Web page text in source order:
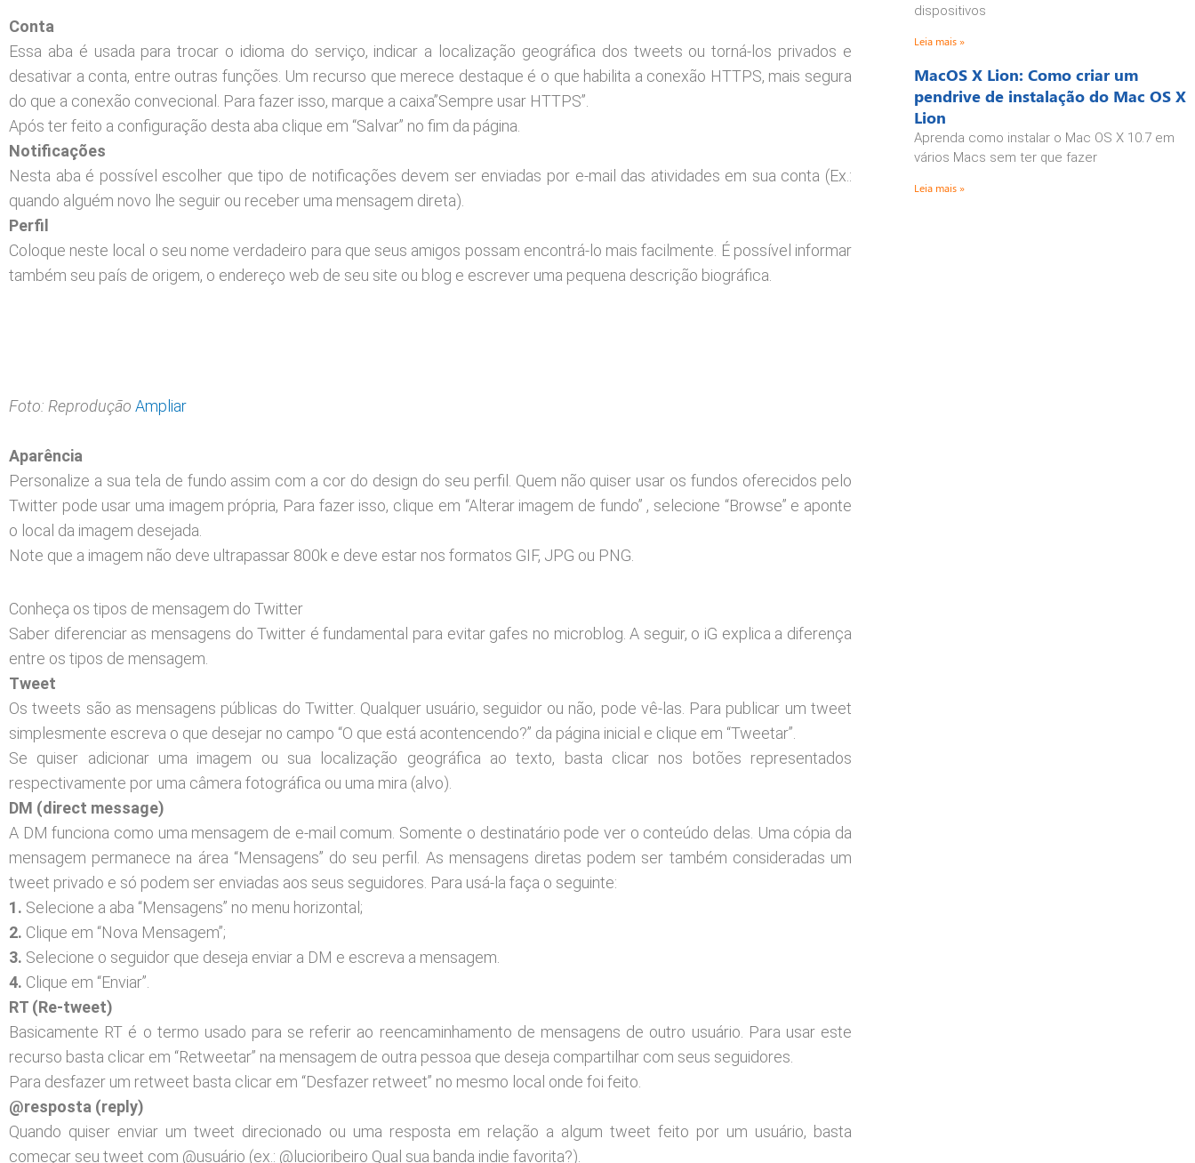
Conta
Essa aba é usada para trocar o idioma do serviço, indicar a localização geográfica dos tweets ou torná-los privados e
desativar a conta, entre outras funções. Um recurso que merece destaque é o que habilita a conexão HTTPS, mais segura
do que a conexão convecional. Para fazer isso, marque a caixa”Sempre usar HTTPS”.
Após ter feito a configuração desta aba clique em “Salvar” no fim da página.
Notificações
Nesta aba é possível escolher que tipo de notificações devem ser enviadas por e-mail das atividades em sua conta (Ex.:
quando alguém novo lhe seguir ou receber uma mensagem direta).
Perfil
Coloque neste local o seu nome verdadeiro para que seus amigos possam encontrá-lo mais facilmente. É possível informar
também seu país de origem, o endereço web de seu site ou blog e escrever uma pequena descrição biográfica.
Foto: Reprodução Ampliar
Aparência
Personalize a sua tela de fundo assim com a cor do design do seu perfil. Quem não quiser usar os fundos oferecidos pelo
Twitter pode usar uma imagem própria, Para fazer isso, clique em “Alterar imagem de fundo” , selecione “Browse” e aponte
o local da imagem desejada.
Note que a imagem não deve ultrapassar 800k e deve estar nos formatos GIF, JPG ou PNG.
Conheça os tipos de mensagem do Twitter
Saber diferenciar as mensagens do Twitter é fundamental para evitar gafes no microblog. A seguir, o iG explica a diferença
entre os tipos de mensagem.
Tweet
Os tweets são as mensagens públicas do Twitter. Qualquer usuário, seguidor ou não, pode vê-las. Para publicar um tweet
simplesmente escreva o que desejar no campo “O que está acontencendo?” da página inicial e clique em “Tweetar”.
Se quiser adicionar uma imagem ou sua localização geográfica ao texto, basta clicar nos botões representados
respectivamente por uma câmera fotográfica ou uma mira (alvo).
DM (direct message)
A DM funciona como uma mensagem de e-mail comum. Somente o destinatário pode ver o conteúdo delas. Uma cópia da
mensagem permanece na área “Mensagens” do seu perfil. As mensagens diretas podem ser também consideradas um
tweet privado e só podem ser enviadas aos seus seguidores. Para usá-la faça o seguinte:
1. Selecione a aba “Mensagens” no menu horizontal;
2. Clique em “Nova Mensagem”;
3. Selecione o seguidor que deseja enviar a DM e escreva a mensagem.
4. Clique em “Enviar”.
RT (Re-tweet)
Basicamente RT é o termo usado para se referir ao reencaminhamento de mensagens de outro usuário. Para usar este
recurso basta clicar em “Retweetar” na mensagem de outra pessoa que deseja compartilhar com seus seguidores.
Para desfazer um retweet basta clicar em “Desfazer retweet” no mesmo local onde foi feito.
@resposta (reply)
Quando quiser enviar um tweet direcionado ou uma resposta em relação a algum tweet feito por um usuário, basta
começar seu tweet com @usuário (ex.: @lucioribeiro Qual sua banda indie favorita?).
dispositivos
Leia mais »
MacOS X Lion: Como criar um
pendrive de instalação do Mac OS X
Lion
Aprenda como instalar o Mac OS X 10.7 em
vários Macs sem ter que fazer
Leia mais »